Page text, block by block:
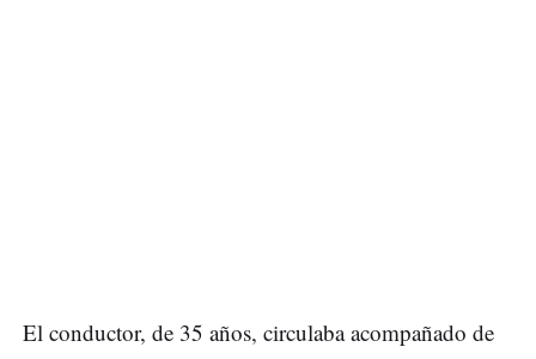
El conductor, de 35 años, circulaba acompañado de